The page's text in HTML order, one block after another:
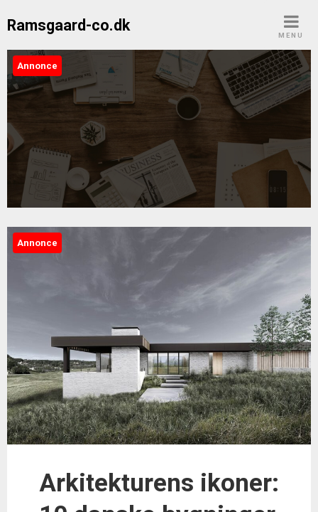
Ramsgaard-co.dk
MENU
Ramsgaard-co.dk
Annonce
Annonce
Arkitekturens ikoner: